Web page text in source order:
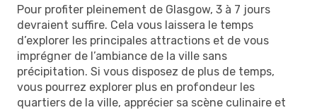
Pour profiter pleinement de Glasgow, 3 à 7 jours
devraient suffire. Cela vous laissera le temps
d’explorer les principales attractions et de vous
imprégner de l’ambiance de la ville sans
précipitation. Si vous disposez de plus de temps,
vous pourrez explorer plus en profondeur les
quartiers de la ville, apprécier sa scène culinaire et